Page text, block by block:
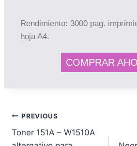
Rendimiento: 3000 pag.
hoja A4.
COMPRAR
PREVIOUS
Toner 151A – W1510A